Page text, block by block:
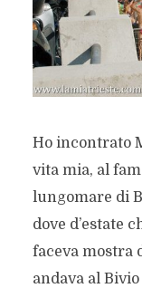
Ho incontrato
vita mia, al
lungomare di
dove d’estate
faceva mostra
andava al